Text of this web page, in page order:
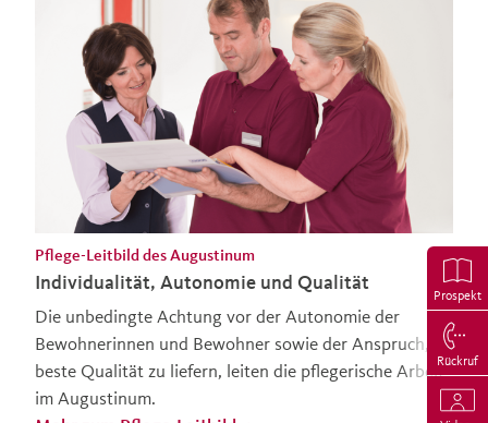
Prospekt
Rückruf
Individualität, Autonomie und Qualität
Pflege-Leitbild des Augustinum
Die unbedingte Achtung vor der Autonomie der
Bewohnerinnen und Bewohner sowie der Anspruch,
beste Qualität zu liefern, leiten die pflegerische Arbeit
im Augustinum.